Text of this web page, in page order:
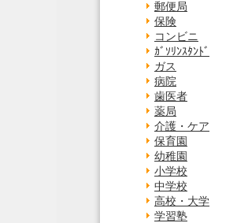
郵便局
保険
コンビニ
ｶﾞｿﾘﾝｽﾀﾝﾄﾞ
ガス
病院
歯医者
薬局
介護・ケア
保育園
幼稚園
小学校
中学校
高校・大学
学習塾